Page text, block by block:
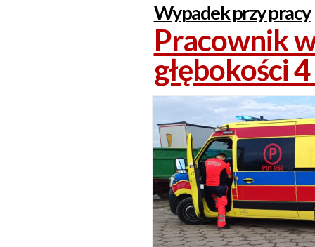
Wypadek przy pracy
Pracownik
głębokości